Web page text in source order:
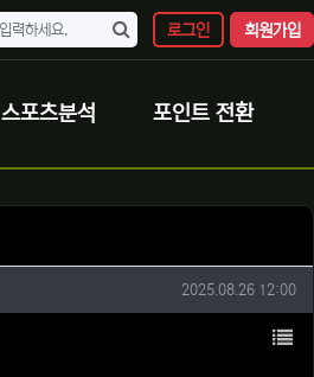
로그인 회원가입
스포츠분석 포인트 전환
작성일
2025.08.26 12:00
목